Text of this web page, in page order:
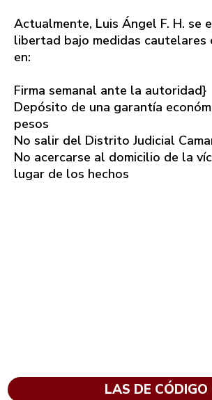
Actualmente, Luis Ángel F. H. se
libertad bajo medidas cautelares
en:
Firma semanal ante la autoridad}
Depósito de una garantía
pesos
No salir del Distrito Judicial
No acercarse al domicilio de la
lugar de los hechos
LAS DE CÓDIGO